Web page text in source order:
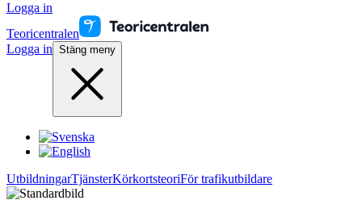
Logga in
Teoricentralen
Logga in Stäng meny
UtbildningarTjänsterKörkortsteoriFör trafikutbildare